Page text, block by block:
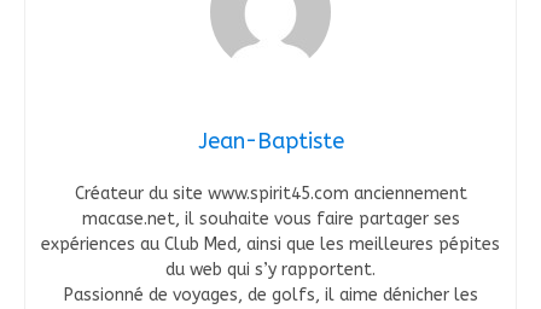
Jean-Baptiste
Créateur du site www.spirit45.com anciennement
macase.net, il souhaite vous faire partager ses
expériences au Club Med, ainsi que les meilleures pépites
du web qui s’y rapportent.
Passionné de voyages, de golfs, il aime dénicher les